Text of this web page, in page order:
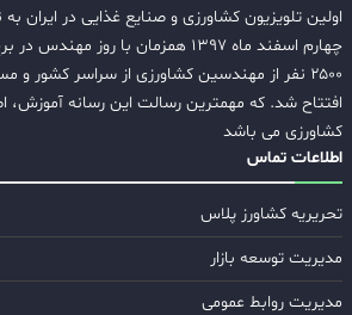
اولین تلویزیون کشاورزی و صنایع غذایی در ایران به
چهارم اسفند ماه ۱۳۹۷ همزمان با روز
۲۵۰۰ نفر از مهندسین کشاورزی از سراسر کشور
افتتاح شد. که مهمترین رسالت این رسانه آموزش،
کشاورزی می باشد
اطلاعات تماس
تحریریه کشاورز پلاس
مدیریت توسعه بازار
مدیریت روابط عمومی